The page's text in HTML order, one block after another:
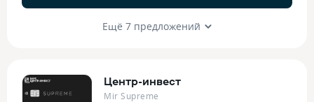
Ещё 7 предложений
Центр-инвест
Mir Supreme